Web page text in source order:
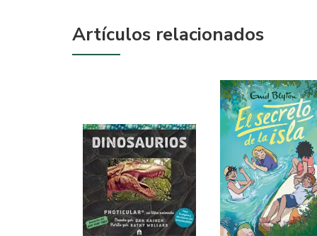
Artículos relacionados